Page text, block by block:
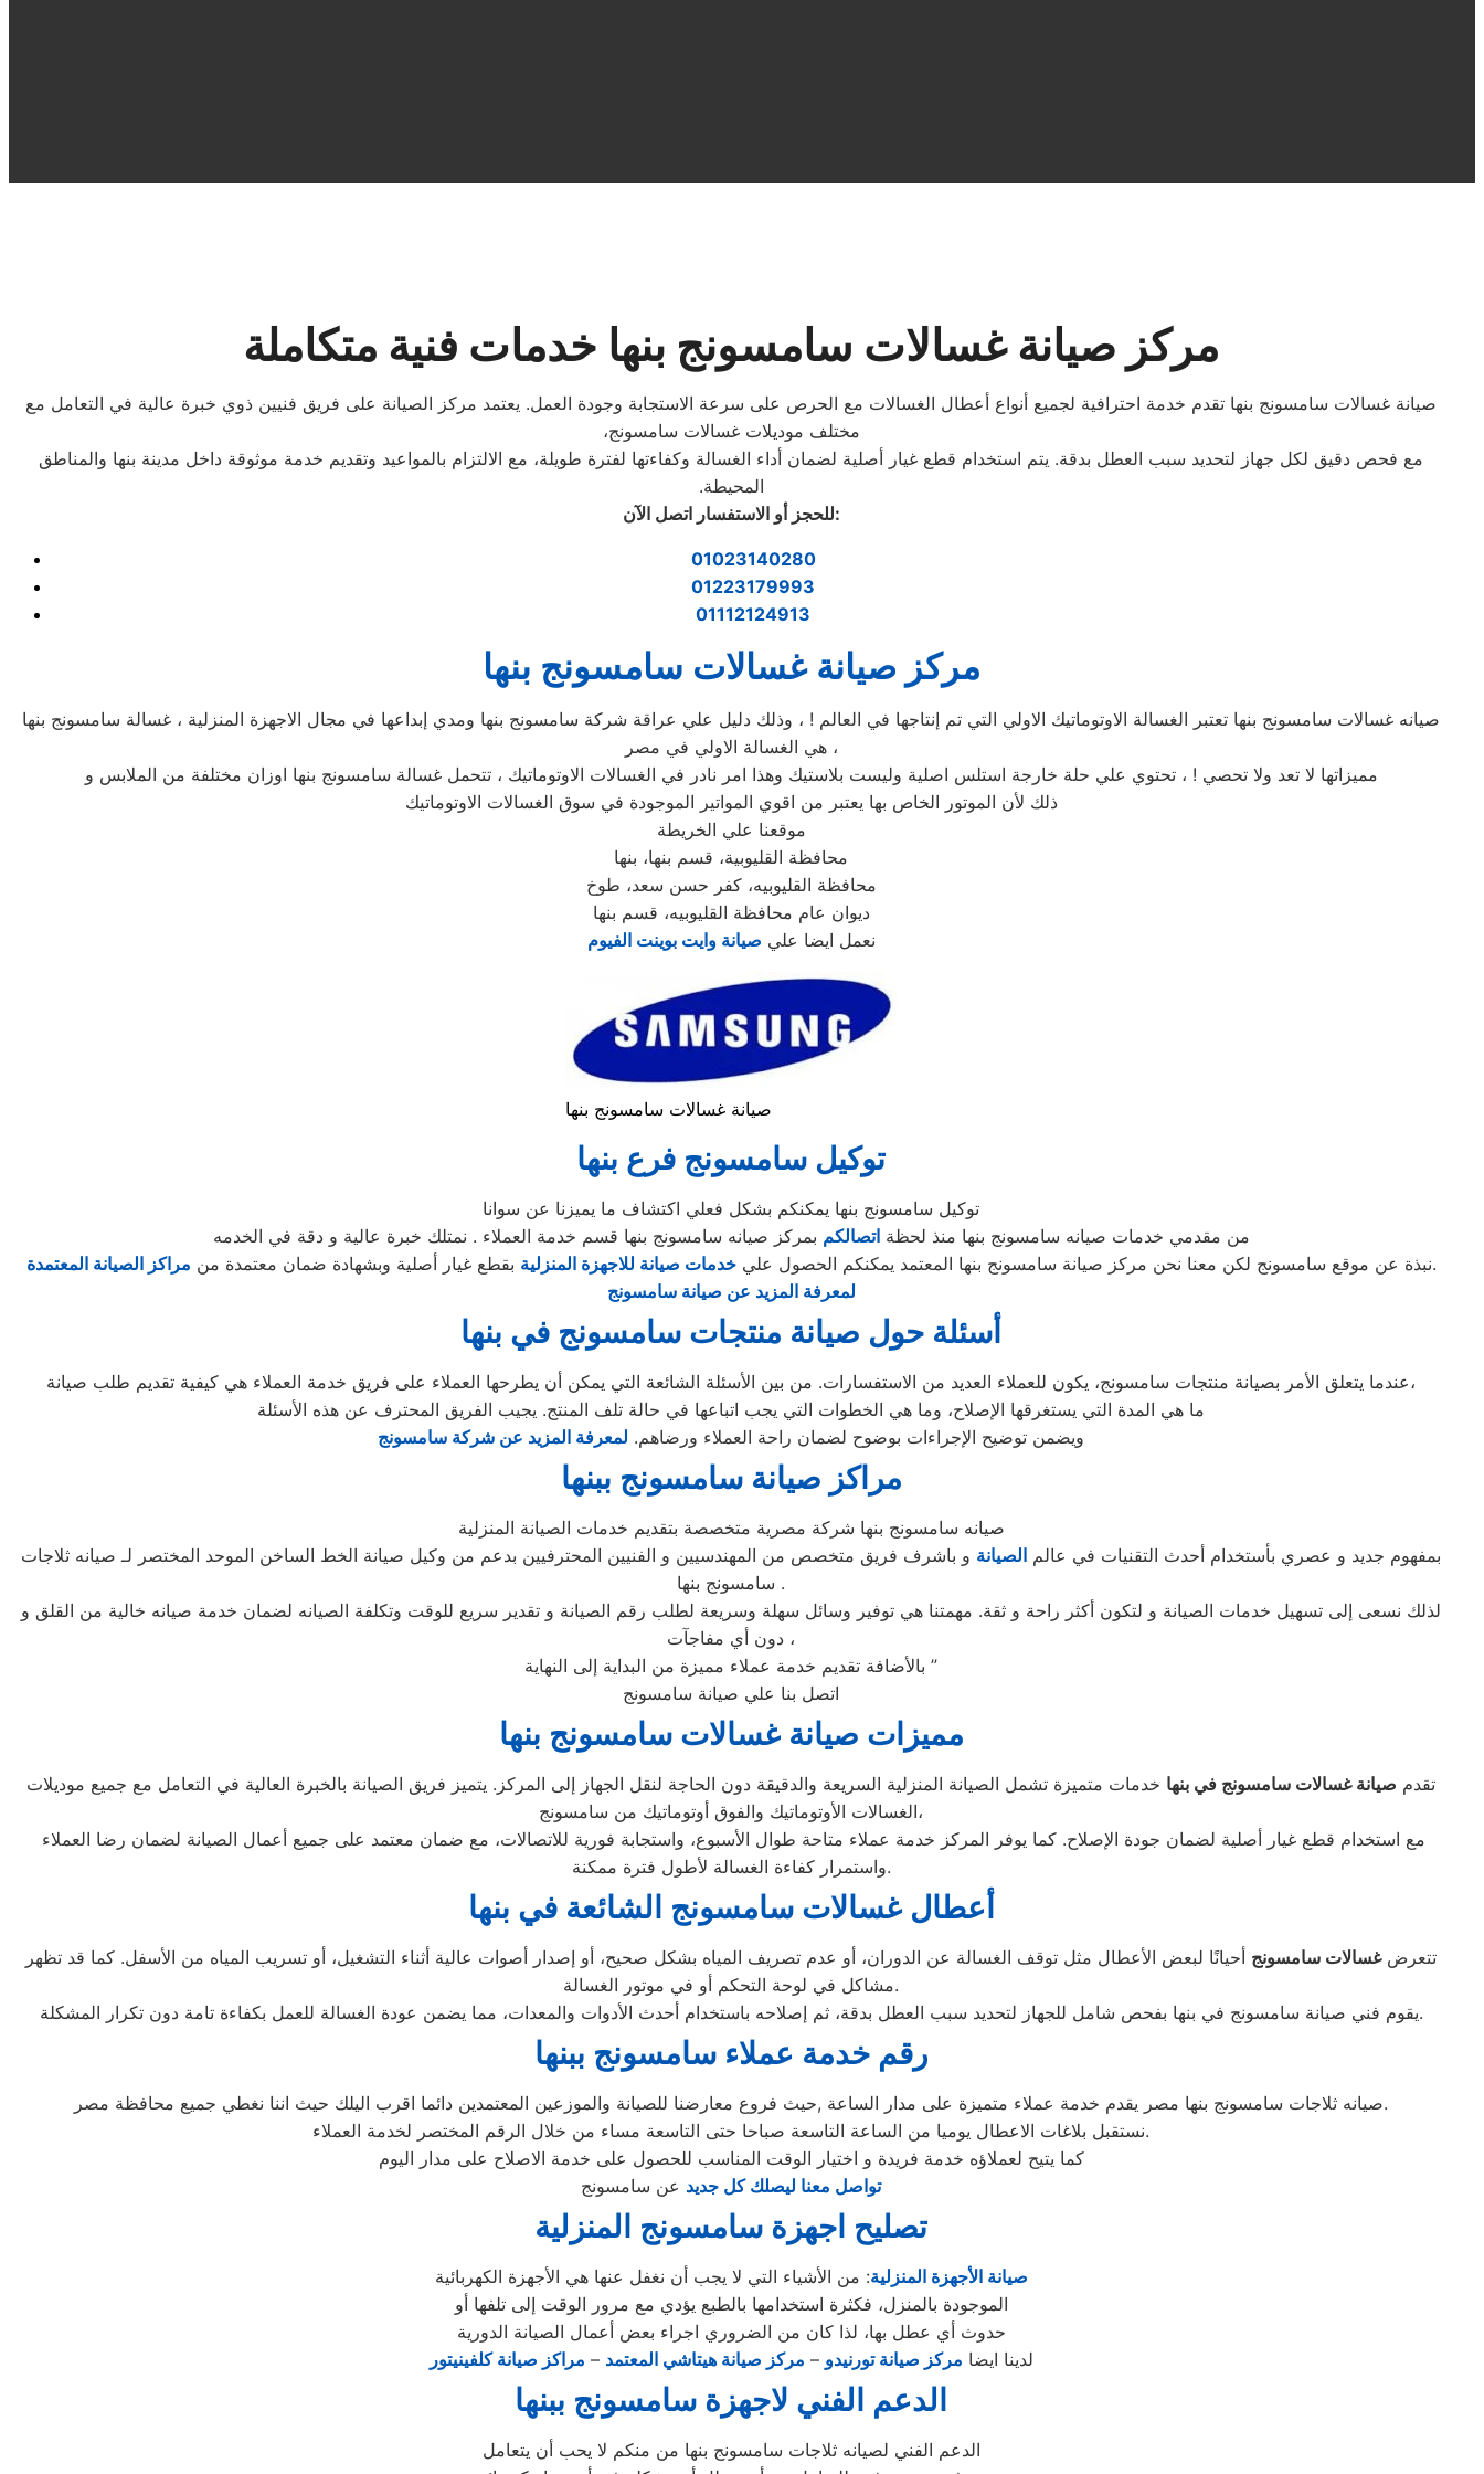
مركز صيانة غسالات سامسونج بنها خدمات فنية متكاملة
صيانة غسالات سامسونج بنها تقدم خدمة احترافية لجميع أنواع أعطال الغسالات مع الحرص على سرعة الاستجابة وجودة العمل. يعتمد مركز الصيانة على فريق فنيين ذوي خبرة عالية في التعامل مع
مختلف موديلات غسالات سامسونج،
مع فحص دقيق لكل جهاز لتحديد سبب العطل بدقة. يتم استخدام قطع غيار أصلية لضمان أداء الغسالة وكفاءتها لفترة طويلة، مع الالتزام بالمواعيد وتقديم خدمة موثوقة داخل مدينة بنها والمناطق
المحيطة.
للحجز أو الاستفسار اتصل الآن:
01023140280
01223179993
01112124913
مركز صيانة غسالات سامسونج بنها
صيانه غسالات سامسونج بنها تعتبر الغسالة الاوتوماتيك الاولي التي تم إنتاجها في العالم ! ، وذلك دليل علي عراقة شركة سامسونج بنها ومدي إبداعها في مجال الاجهزة المنزلية ، غسالة سامسونج بنها
هي الغسالة الاولي في مصر ،
مميزاتها لا تعد ولا تحصي ! ، تحتوي علي حلة خارجة استلس اصلية وليست بلاستيك وهذا امر نادر في الغسالات الاوتوماتيك ، تتحمل غسالة سامسونج بنها اوزان مختلفة من الملابس و
ذلك لأن الموتور الخاص بها يعتبر من اقوي المواتير الموجودة في سوق الغسالات الاوتوماتيك
موقعنا علي الخريطة
محافظة القليوبية، قسم بنها، بنها
محافظة القليوبيه، كفر حسن سعد، طوخ
ديوان عام محافظة القليوبيه، قسم بنها
نعمل ايضا علي صيانة وايت بوينت الفيوم
صيانة غسالات سامسونج بنها
توكيل سامسونج فرع بنها
توكيل سامسونج بنها يمكنكم بشكل فعلي اكتشاف ما يميزنا عن سوانا
من مقدمي خدمات صيانه سامسونج بنها منذ لحظةاتصالكم بمركز صيانه سامسونج بنها قسم خدمة العملاء . نمتلك خبرة عالية و دقة في الخدمه
نبذة عن موقع سامسونج لكن معنا نحن مركز صيانة سامسونج بنها المعتمد يمكنكم الحصول عليخدمات صيانة للاجهزة المنزلية بقطع غيار أصلية وبشهادة ضمان معتمدة من مراكز الصيانة المعتمدة
.
لمعرفة المزيد عن صيانة سامسونج
أسئلة حول صيانة منتجات سامسونج في بنها
عندما يتعلق الأمر بصيانة منتجات سامسونج، يكون للعملاء العديد من الاستفسارات. من بين الأسئلة الشائعة التي يمكن أن يطرحها العملاء على فريق خدمة العملاء هي كيفية تقديم طلب صيانة،
ما هي المدة التي يستغرقها الإصلاح، وما هي الخطوات التي يجب اتباعها في حالة تلف المنتج. يجيب الفريق المحترف عن هذه الأسئلة
ويضمن توضيح الإجراءات بوضوح لضمان راحة العملاء ورضاهم. لمعرفة المزيد عن شركة سامسونج
مراكز صيانة سامسونج ببنها
صيانه سامسونج بنها شركة مصرية متخصصة بتقديم خدمات الصيانة المنزلية
بمفهوم جديد و عصري بأستخدام أحدث التقنيات في عالم الصيانة و باشرف فريق متخصص من المهندسيين و الفنيين المحترفيين بدعم من وكيل صيانة الخط الساخن الموحد المختصر لـ صيانه ثلاجات
سامسونج بنها .
لذلك نسعى إلى تسهيل خدمات الصيانة و لتكون أكثر راحة و ثقة. مهمتنا هي توفير وسائل سهلة وسريعة لطلب رقم الصيانة و تقدير سريع للوقت وتكلفة الصيانه لضمان خدمة صيانه خالية من القلق و
دون أي مفاجآت ،
بالأضافة تقديم خدمة عملاء مميزة من البداية إلى النهاية ”
اتصل بنا علي صيانة سامسونج
مميزات صيانة غسالات سامسونج بنها
تقدم صيانة غسالات سامسونج في بنها خدمات متميزة تشمل الصيانة المنزلية السريعة والدقيقة دون الحاجة لنقل الجهاز إلى المركز. يتميز فريق الصيانة بالخبرة العالية في التعامل مع جميع موديلات
الغسالات الأوتوماتيك والفوق أوتوماتيك من سامسونج،
واستمرار كفاءة الغسالة لأطول فترة ممكنة.
أعطال غسالات سامسونج الشائعة في بنها
تتعرضغسالات سامسونج أحيانًا لبعض الأعطال مثل توقف الغسالة عن الدوران، أو عدم تصريف المياه بشكل صحيح، أو إصدار أصوات عالية أثناء التشغيل، أو تسريب المياه من الأسفل. كما قد تظهر
مشاكل في لوحة التحكم أو في موتور الغسالة.
يقوم فني صيانة سامسونج في بنها بفحص شامل للجهاز لتحديد سبب العطل بدقة، ثم إصلاحه باستخدام أحدث الأدوات والمعدات، مما يضمن عودة الغسالة للعمل بكفاءة تامة دون تكرار المشكلة.
رقم خدمة عملاء سامسونج ببنها
صيانه ثلاجات سامسونج بنها مصر يقدم خدمة عملاء متميزة على مدار الساعة ,حيث فروع معارضنا للصيانة والموزعين المعتمدين دائما اقرب اليلك حيث اننا نغطي جميع محافظة مصر.
نستقبل بلاغات الاعطال يوميا من الساعة التاسعة صباحا حتى التاسعة مساء من خلال الرقم المختصر لخدمة العملاء.
كما يتيح لعملاؤه خدمة فريدة و اختيار الوقت المناسب للحصول على خدمة الاصلاح على مدار اليوم
تواصل معنا ليصلك كل جديد عن سامسونج
تصليح اجهزة سامسونج المنزلية
صيانة الأجهزة المنزلية: من الأشياء التي لا يجب أن نغفل عنها هي الأجهزة الكهربائية
الموجودة بالمنزل، فكثرة استخدامها بالطبع يؤدي مع مرور الوقت إلى تلفها أو
حدوث أي عطل بها، لذا كان من الضروري اجراء بعض أعمال الصيانة الدورية
لدينا ايضا مركز صيانة تورنيدو – مركز صيانة هيتاشي المعتمد – مراكز صيانة كلفينيتور
الدعم الفني لاجهزة سامسونج ببنها
الدعم الفني لصيانه ثلاجات سامسونج بنها من منكم لا يحب أن يتعامل